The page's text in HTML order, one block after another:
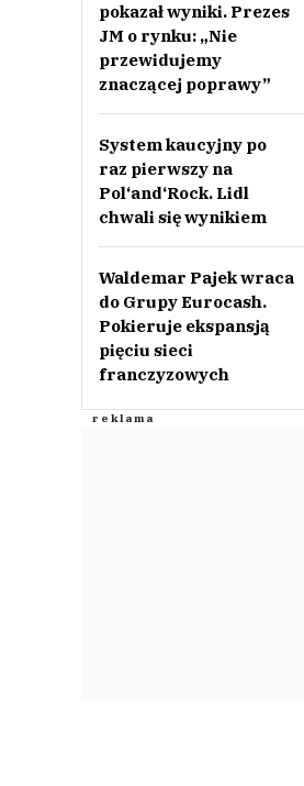
pokazał wyniki. Prezes
JM o rynku: „Nie
przewidujemy
znaczącej poprawy”
System kaucyjny po
raz pierwszy na
Pol‘and‘Rock. Lidl
chwali się wynikiem
Waldemar Pajek wraca
do Grupy Eurocash.
Pokieruje ekspansją
pięciu sieci
franczyzowych